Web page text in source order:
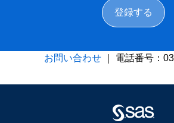
登録する
お問い合わせ ｜ 電話番号：